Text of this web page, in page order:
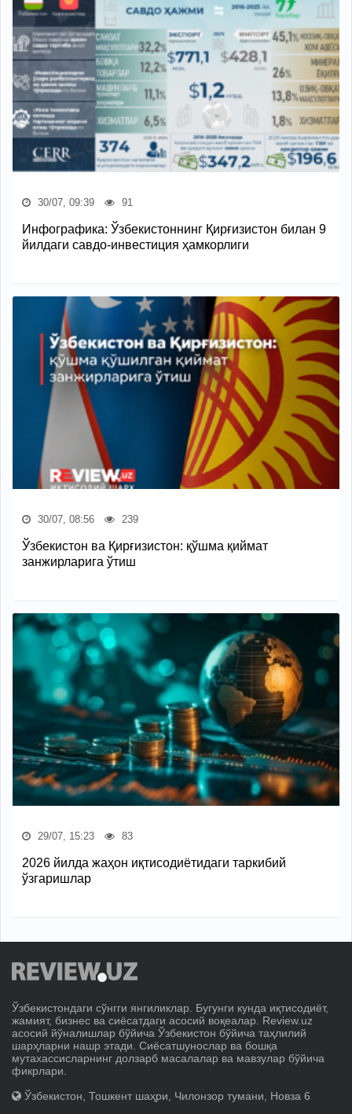
30/07, 09:39 91
Инфографика: Ўзбекистоннинг Қирғизистон билан 9
йилдаги савдо-инвестиция ҳамкорлиги
30/07, 08:56 239
Ўзбекистон ва Қирғизистон: қўшма қиймат
занжирларига ўтиш
29/07, 15:23 83
2026 йилда жаҳон иқтисодиётидаги таркибий
ўзгаришлар
Ўзбекистондаги сўнгги янгиликлар. Бугунги кунда иқтисодиёт,
жамият, бизнес ва сиёсатдаги асосий воқеалар. Review.uz
асосий йўналишлар бўйича Ўзбекистон бўйича таҳлилий
шарҳларни нашр этади. Сиёсатшунослар ва бошқа
мутахассисларнинг долзарб масалалар ва мавзулар бўйича
фикрлари.
Ўзбекистон, Тошкент шаҳри, Чилонзор тумани, Новза 6